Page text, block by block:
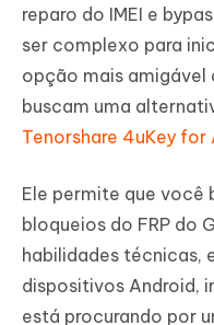
reparo do IMEI e
ser complexo para
opção mais amigável
buscam uma
Tenorshare 4uKey for
Ele permite que
bloqueios do FRP do
habilidades técnicas,
dispositivos Android,
está procurando por